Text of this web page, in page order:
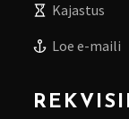
Kajastus
Loe e-maili